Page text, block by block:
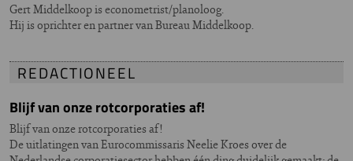
Gert Middelkoop is econometrist/planoloog.
Hij is oprichter en partner van Bureau Middelkoop.
REDACTIONEEL
Blijf van onze rotcorporaties af!
Blijf van onze rotcorporaties af!
De uitlatingen van Eurocommissaris Neelie Kroes over de